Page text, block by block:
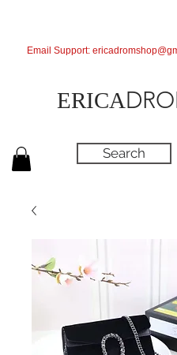
ERICA
Search
Email Support: